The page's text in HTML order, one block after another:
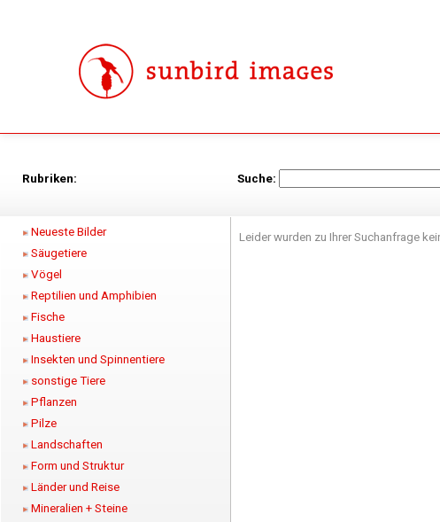
Rubriken: Suche:
Neueste Bilder
Säugetiere
Vögel
Reptilien und Amphibien
Fische
Haustiere
Insekten und Spinnentiere
sonstige Tiere
Pflanzen
Pilze
Landschaften
Form und Struktur
Länder und Reise
Mineralien + Steine
Leider wurden zu Ihrer Suchanfrage